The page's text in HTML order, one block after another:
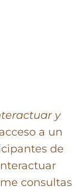
y
acceso a un
de
consultas